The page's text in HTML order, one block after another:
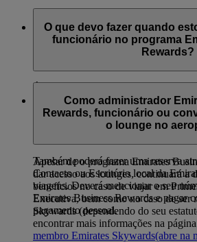
O que devo fazer quando
funcionário no programa
Rewards?
Emirates Business Rewards.
de pagamento pessoal ou envie o
Administrador de Programa com um
Também poderá fazer uma reserva
Contacto ou Escritório local da
viagens. Deverá mencionar o seu
Emirates Business Rewards e pagar
pagamento pessoal.
Como administrador
Rewards, funcionário ou
o lounge no
Apesar de o programa Emirates
dar acesso aos lounges, continuará a
benefícios no caso de viajar em
Executiva, bem como no caso de ser
Skywards (dependendo do seu
encontrar mais informações na
membro Emirates Skywards(abre na